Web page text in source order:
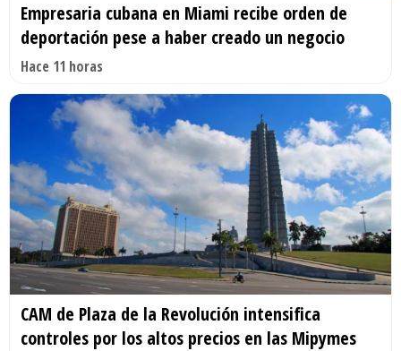
Empresaria cubana en Miami recibe orden de
deportación pese a haber creado un negocio
Hace 11 horas
CAM de Plaza de la Revolución intensifica
controles por los altos precios en las Mipymes